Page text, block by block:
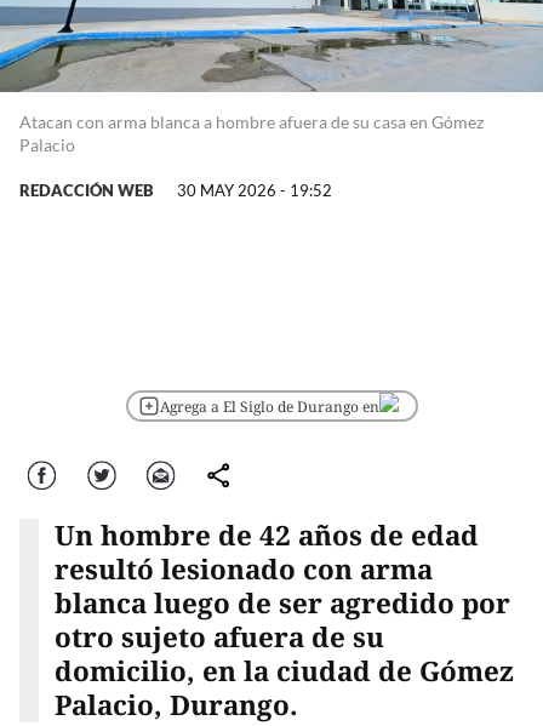
Atacan con arma blanca a hombre afuera de su casa en Gómez
Palacio
REDACCIÓN WEB 30 MAY 2026 - 19:52
Agrega a El Siglo de Durango en
Facebook Twitter Correo comparte
Un hombre de 42 años de edad
resultó lesionado con arma
blanca luego de ser agredido por
otro sujeto afuera de su
domicilio, en la ciudad de Gómez
Palacio, Durango.